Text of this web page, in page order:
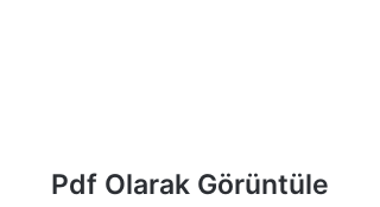
Pdf Olarak Görüntüle